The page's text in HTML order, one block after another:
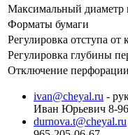
Максимальный
Форматы бумаги
Регулировка отступа от
Регулировка глубины
Отключение
ivan@cheyal.ru -
Иван Юрьевич 8-
durnova.t@cheyal.ru